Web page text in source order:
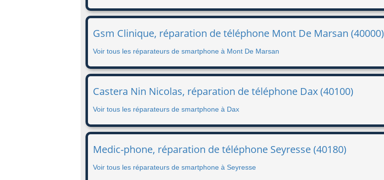
Gsm Clinique, réparation de téléphone Mont De Marsan (40000)
Voir tous les réparateurs de smartphone à Mont De Marsan
Castera Nin Nicolas, réparation de téléphone Dax (40100)
Voir tous les réparateurs de smartphone à Dax
Medic-phone, réparation de téléphone Seyresse (40180)
Voir tous les réparateurs de smartphone à Seyresse